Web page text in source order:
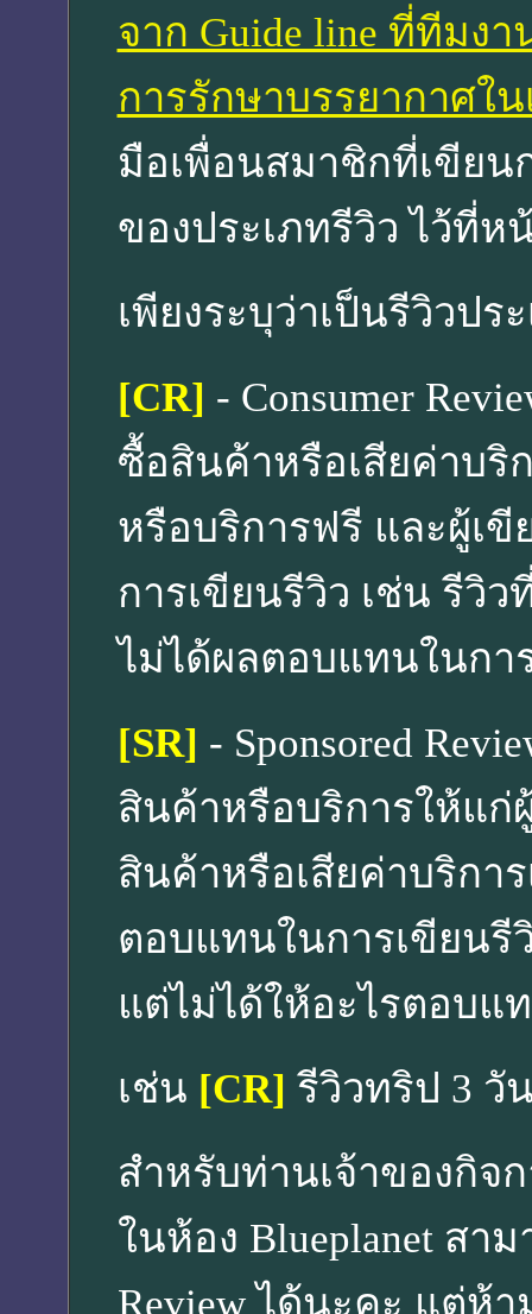
จาก Guide line ที่ทีมง
การรักษาบรรยากาศใ
มือเพื่อนสมาชิกที่เขียน
ของประเภทรีวิว ไว้ที่
เพียงระบุว่าเป็นรีวิวปร
[CR] - Consumer
ซื้อสินค้าหรือเสียค่าบริ
หรือบริการฟรี และผู้เ
การเขียนรีวิว เช่น รีวิ
ไม่ได้ผลตอบแทนในกา
[SR] - Sponsored
สินค้าหรือบริการให้แก่
สินค้าหรือเสียค่าบริกา
ตอบแทนในการเขียน
แต่ไม่ได้ให้อะไรตอบแ
เช่น [CR] รีวิวทริป 3 วั
สำหรับท่านเจ้าของกิจ
ในห้อง Blueplanet สา
Review ได้นะคะ แต่ห้